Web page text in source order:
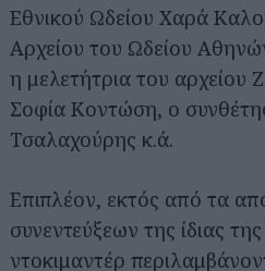
Εθνικού Ωδείου Χαρά
Αρχείου του Ωδείου
η μελετήτρια του αρχείου
Σοφία Κοντώση, ο
Τσαλαχούρης κ.ά.
Επιπλέον, εκτός από τα
συνεντεύξεων της ίδιας
ντοκιμαντέρ
για...